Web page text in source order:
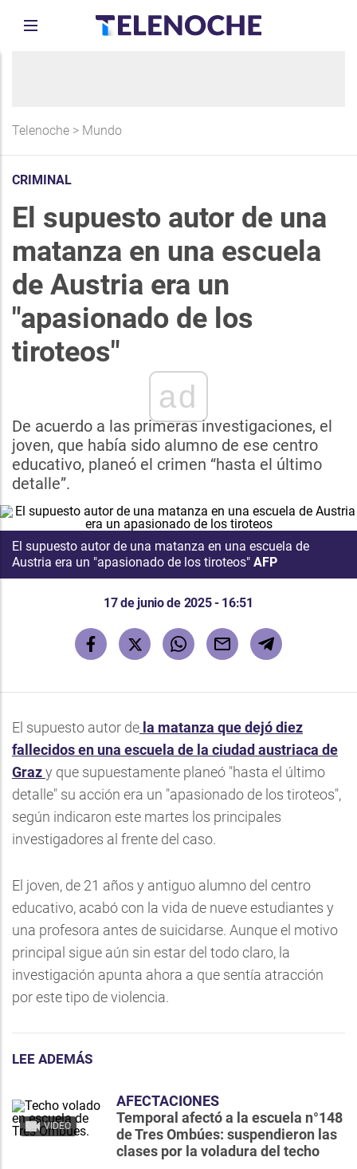
Telenoche > Mundo
CRIMINAL
El supuesto autor de una
matanza en una escuela
de Austria era un
"apasionado de los
tiroteos"
ad
De acuerdo a las primeras investigaciones, el
joven, que había sido alumno de ese centro
educativo, planeó el crimen “hasta el último
detalle”.
El supuesto autor de una matanza en una escuela de
Austria era un "apasionado de los tiroteos" AFP
17 de junio de 2025 - 16:51
El supuesto autor de la matanza que dejó diez
fallecidos en una escuela de la ciudad austriaca de
Grazy que supuestamente planeó "hasta el último
detalle" su acción era un "apasionado de los tiroteos",
según indicaron este martes los principales
investigadores al frente del caso.
El joven, de 21 años y antiguo alumno del centro
educativo, acabó con la vida de nueve estudiantes y
una profesora antes de suicidarse. Aunque el motivo
principal sigue aún sin estar del todo claro, la
investigación apunta ahora a que sentía atracción
por este tipo de violencia.
LEE ADEMÁS
VIDEO
AFECTACIONES
Temporal afectó a la escuela n°148
de Tres Ombúes: suspendieron las
clases por la voladura del techo